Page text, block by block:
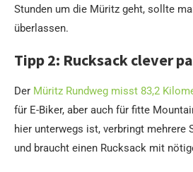
Stunden um die Müritz geht, sollte
überlassen.
Tipp 2: Rucksack clever
Der Müritz Rundweg misst 83,2
für E-Biker, aber auch für fitte
hier unterwegs ist, verbringt mehrere
und braucht einen Rucksack mit